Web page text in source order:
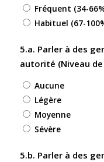
Fréquent (34-
Habituel (67-
5.a. Parler à des
autorité (Niveau
Aucune
Légère
Moyenne
Sévère
5.b. Parler à des